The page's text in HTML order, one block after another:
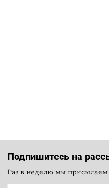
Подпишитесь на
Раз в неделю мы